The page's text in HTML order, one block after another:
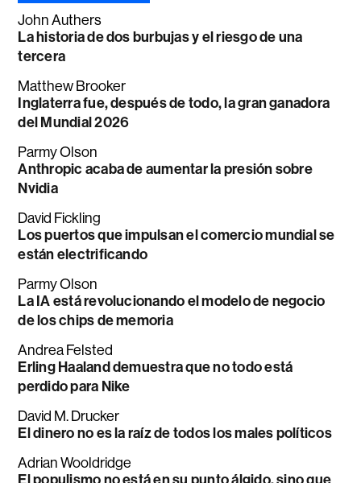
John Authers
La historia de dos burbujas y el riesgo de una
tercera
Matthew Brooker
Inglaterra fue, después de todo, la gran ganadora
del Mundial 2026
Parmy Olson
Anthropic acaba de aumentar la presión sobre
Nvidia
David Fickling
Los puertos que impulsan el comercio mundial se
están electrificando
Parmy Olson
La IA está revolucionando el modelo de negocio
de los chips de memoria
Andrea Felsted
Erling Haaland demuestra que no todo está
perdido para Nike
David M. Drucker
El dinero no es la raíz de todos los males políticos
Adrian Wooldridge